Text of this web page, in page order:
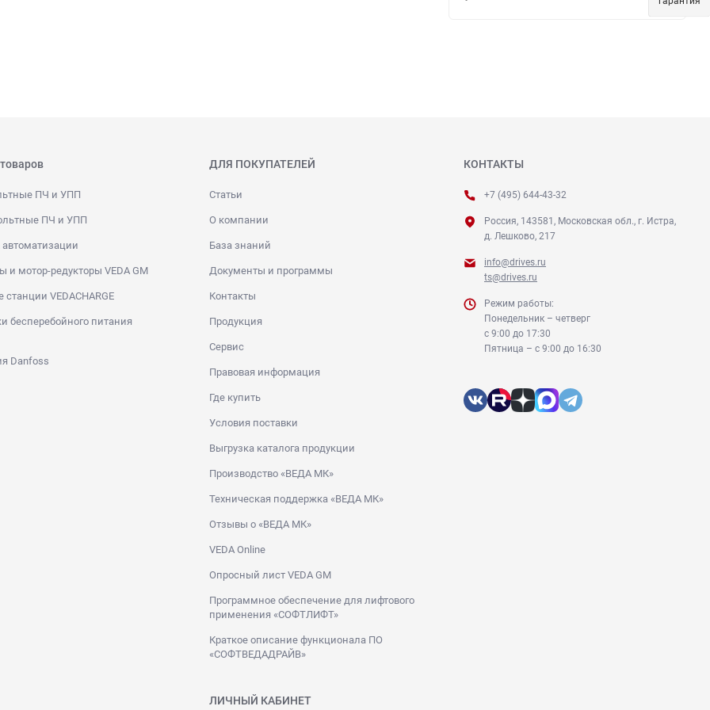
ПЧ и УПП
ПЧ и УПП
автоматизации
и мотор-редукторы VEDA GM
VEDACHARGE
бесперебойного питания
Danfoss
ДЛЯ ПОКУПАТЕЛЕЙ
Статьи
О компании
База знаний
Документы и программы
Контакты
Продукция
Сервис
Правовая информация
Где купить
Условия поставки
Выгрузка каталога продукции
Производство «ВЕДА МК»
Техническая поддержка «ВЕДА МК»
Отзывы о «ВЕДА МК»
VEDA Online
Опросный лист VEDA GM
Программное обеспечение для лифтового
применения «СОФТЛИФТ»
Краткое описание функционала ПО
«СОФТВЕДАДРАЙВ»
ЛИЧНЫЙ КАБИНЕТ
КОНТАКТЫ
+7 (495) 644-43-32
Россия, 143581, Московская обл., г. Истра,
д. Лешково, 217
info@drives.ru
ts@drives.ru
Режим работы:
Понедельник – четверг
с 9:00 до 17:30
Пятница – с 9:00 до 16:30